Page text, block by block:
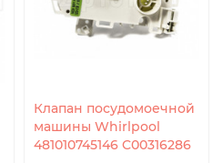
Клапан посудомоечной
машины Whirlpool
481010745146 C00316286